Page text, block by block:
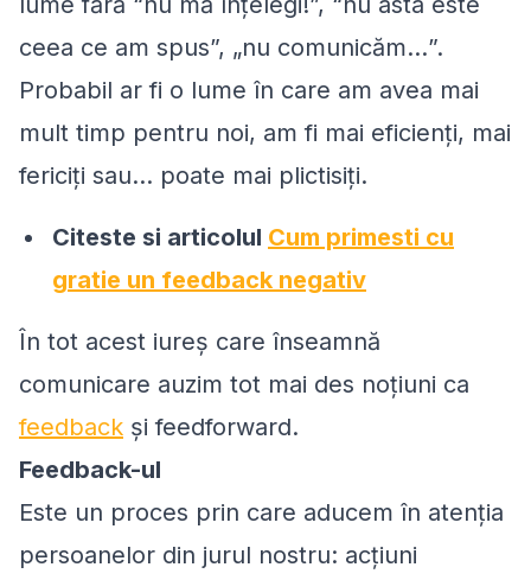
ceea ce am spus”, „nu comunicăm...”.
Probabil ar fi o lume în care am avea mai
mult timp pentru noi, am fi mai eficienţi, mai
fericiţi sau... poate mai plictisiţi.
Citeste si articolul Cum primesti cu
gratie un feedback negativ
În tot acest iureş care înseamnă
comunicare auzim tot mai des noţiuni ca
feedback şi feedforward.
Feedback-ul
Este un proces prin care aducem în atenţia
persoanelor din jurul nostru: acţiuni